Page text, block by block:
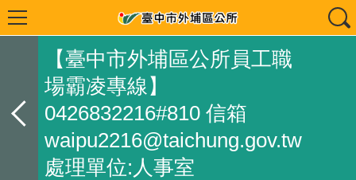
【臺中市外埔區公所員工職
場霸凌專線】
0426832216#810 信箱
waipu2216@taichung.gov.tw
處理單位:人事室